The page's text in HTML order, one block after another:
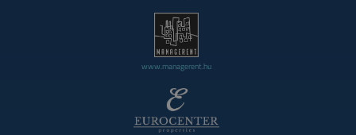
www.managerent.hu